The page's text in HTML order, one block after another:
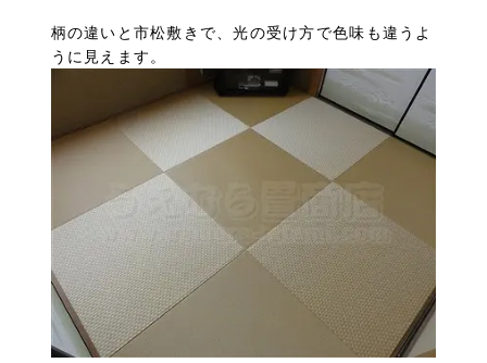
柄の違いと市松敷きで、光の受け方で色味も違うよ
うに見えます。